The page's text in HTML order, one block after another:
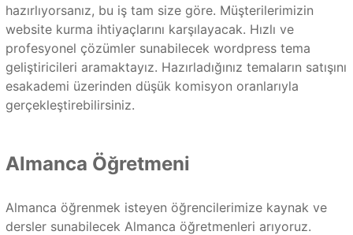
hazırlıyorsanız, bu iş tam size göre. Müşterilerimizin
website kurma ihtiyaçlarını karşılayacak. Hızlı ve
profesyonel çözümler sunabilecek wordpress tema
geliştiricileri aramaktayız. Hazırladığınız temaların satışını
esakademi üzerinden düşük komisyon oranlarıyla
gerçekleştirebilirsiniz.
Almanca Öğretmeni
Almanca öğrenmek isteyen öğrencilerimize kaynak ve
dersler sunabilecek Almanca öğretmenleri arıyoruz.